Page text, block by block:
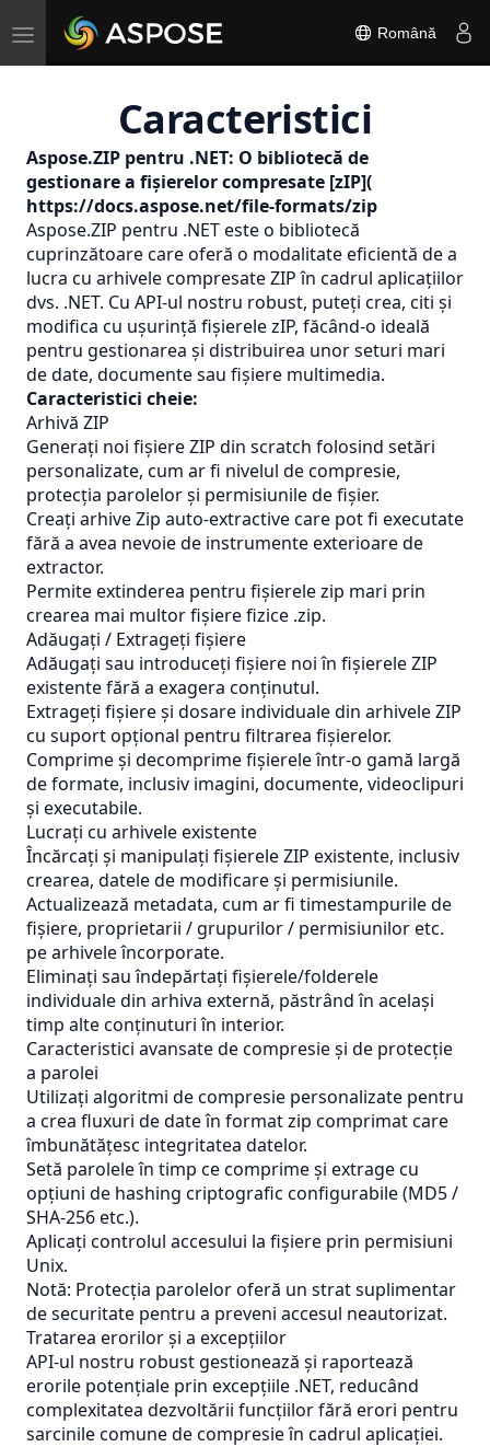
Toggle
navigation
Română
Caracteristici
Aspose.ZIP pentru .NET: O bibliotecă de
gestionare a fișierelor compresate [zIP](
https://docs.aspose.net/file-formats/zip
Aspose.ZIP pentru .NET este o bibliotecă
cuprinzătoare care oferă o modalitate eficientă de a
lucra cu arhivele compresate ZIP în cadrul aplicațiilor
dvs. .NET. Cu API-ul nostru robust, puteți crea, citi și
modifica cu ușurință fișierele zIP, făcând-o ideală
pentru gestionarea și distribuirea unor seturi mari
de date, documente sau fișiere multimedia.
Caracteristici cheie:
Arhivă ZIP
Generați noi fișiere ZIP din scratch folosind setări
personalizate, cum ar fi nivelul de compresie,
protecția parolelor și permisiunile de fișier.
Creați arhive Zip auto-extractive care pot fi executate
fără a avea nevoie de instrumente exterioare de
extractor.
Permite extinderea pentru fișierele zip mari prin
crearea mai multor fișiere fizice .zip.
Adăugați / Extrageți fișiere
Adăugați sau introduceți fișiere noi în fișierele ZIP
existente fără a exagera conținutul.
Extrageți fișiere și dosare individuale din arhivele ZIP
cu suport opțional pentru filtrarea fișierelor.
Comprime și decomprime fișierele într-o gamă largă
de formate, inclusiv imagini, documente, videoclipuri
și executabile.
Lucrați cu arhivele existente
Încărcați și manipulați fișierele ZIP existente, inclusiv
crearea, datele de modificare și permisiunile.
Actualizează metadata, cum ar fi timestampurile de
fișiere, proprietarii / grupurilor / permisiunilor etc.
pe arhivele încorporate.
Eliminați sau îndepărtați fișierele/folderele
individuale din arhiva externă, păstrând în același
timp alte conținuturi în interior.
Caracteristici avansate de compresie și de protecție
a parolei
Utilizați algoritmi de compresie personalizate pentru
a crea fluxuri de date în format zip comprimat care
îmbunătățesc integritatea datelor.
Setă parolele în timp ce comprime și extrage cu
opțiuni de hashing criptografic configurabile (MD5 /
SHA-256 etc.).
Aplicați controlul accesului la fișiere prin permisiuni
Unix.
Notă: Protecția parolelor oferă un strat suplimentar
de securitate pentru a preveni accesul neautorizat.
Tratarea erorilor și a excepțiilor
API-ul nostru robust gestionează și raportează
erorile potențiale prin excepțiile .NET, reducând
complexitatea dezvoltării funcțiilor fără erori pentru
sarcinile comune de compresie în cadrul aplicației.